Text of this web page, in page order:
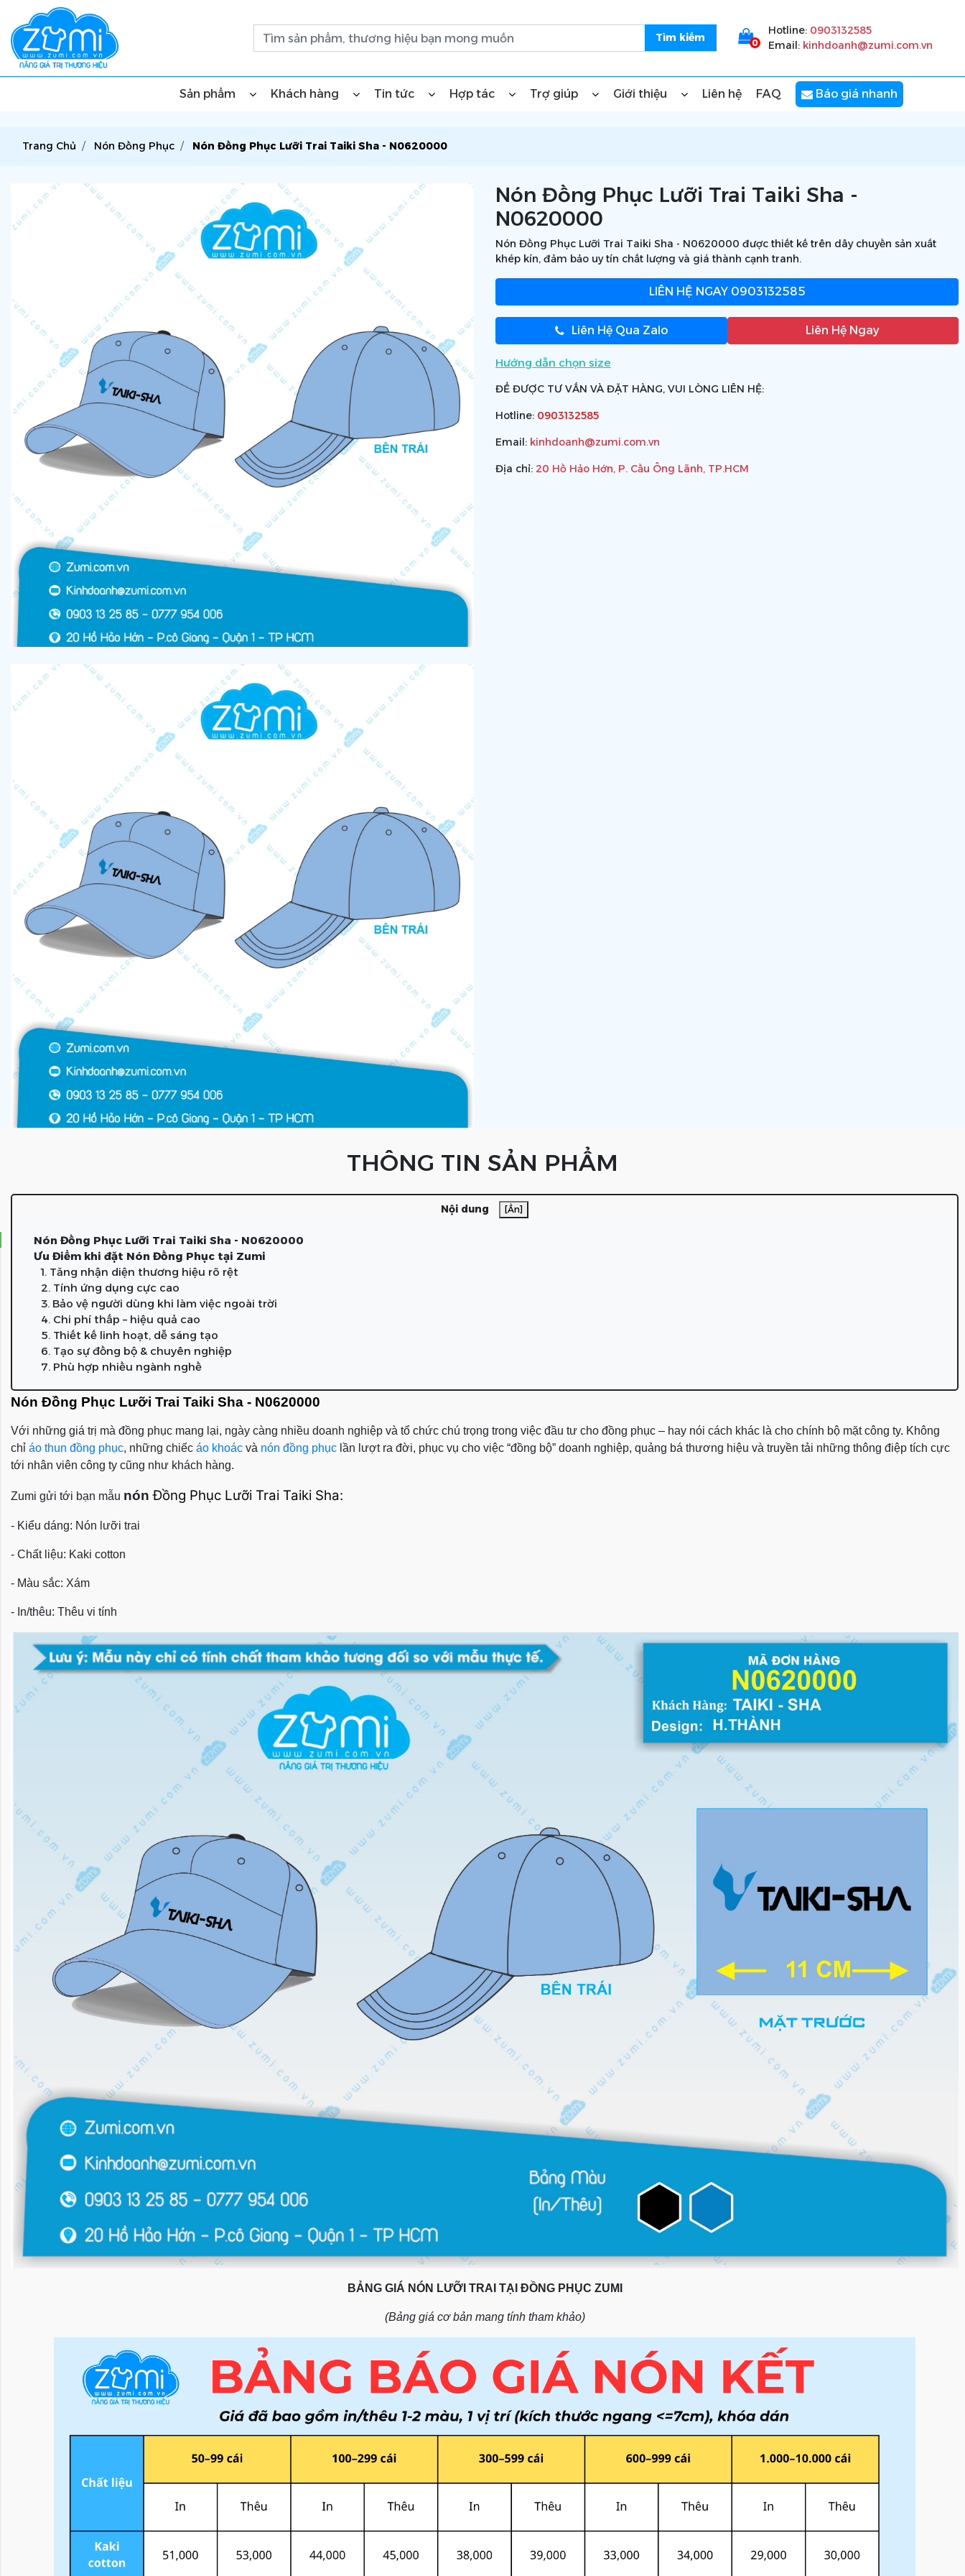
0
Hotline: 0903132585
Email: kinhdoanh@zumi.com.vn
Sản phẩm Khách hàng Tin tức Hợp tác Trợ giúp Giới thiệu Liên hệ FAQ Báo giá nhanh
Trang Chủ Nón Đồng Phục Nón Đồng Phục Lưỡi Trai Taiki Sha - N0620000
Nón Đồng Phục Lưỡi Trai Taiki Sha -
N0620000
Nón Đồng Phục Lưỡi Trai Taiki Sha - N0620000 được thiết kế trên dây chuyền sản xuất
khép kín, đảm bảo uy tín chất lượng và giá thành cạnh tranh.
LIÊN HỆ NGAY0903132585
Liên Hệ Qua Zalo Liên Hệ Ngay
Hướng dẫn chọn size
ĐỂ ĐƯỢC TƯ VẤN VÀ ĐẶT HÀNG, VUI LÒNG LIÊN HỆ:
Hotline: 0903132585
Email: kinhdoanh@zumi.com.vn
Địa chỉ: 20 Hồ Hảo Hớn, P. Cầu Ông Lãnh, TP.HCM
THÔNG TIN SẢN PHẨM
Nội dung [Ẩn]
Nón Đồng Phục Lưỡi Trai Taiki Sha - N0620000
Ưu Điểm khi đặt Nón Đồng Phục tại Zumi
1. Tăng nhận diện thương hiệu rõ rệt
2. Tính ứng dụng cực cao
3. Bảo vệ người dùng khi làm việc ngoài trời
4. Chi phí thấp – hiệu quả cao
5. Thiết kế linh hoạt, dễ sáng tạo
6. Tạo sự đồng bộ & chuyên nghiệp
7. Phù hợp nhiều ngành nghề
Nón Đồng Phục Lưỡi Trai Taiki Sha - N0620000
Với những giá trị mà đồng phục mang lại, ngày càng nhiều doanh nghiệp và tổ chức chú trọng trong việc đầu tư cho đồng phục – hay nói cách khác là cho chính bộ mặt công ty. Không
chỉ áo thun đồng phục, những chiếc áo khoác và nón đồng phục lần lượt ra đời, phục vụ cho việc “đồng bộ” doanh nghiệp, quảng bá thương hiệu và truyền tải những thông điệp tích cực
tới nhân viên công ty cũng như khách hàng.
Zumi gửi tới bạn mẫu nón Đồng Phục Lưỡi Trai Taiki Sha:
- Kiểu dáng: Nón lưỡi trai
- Chất liệu: Kaki cotton
- Màu sắc: Xám
- In/thêu: Thêu vi tính
BẢNG GIÁ NÓN LƯỠI TRAI TẠI ĐỒNG PHỤC ZUMI
(Bảng giá cơ bản mang tính tham khảo)